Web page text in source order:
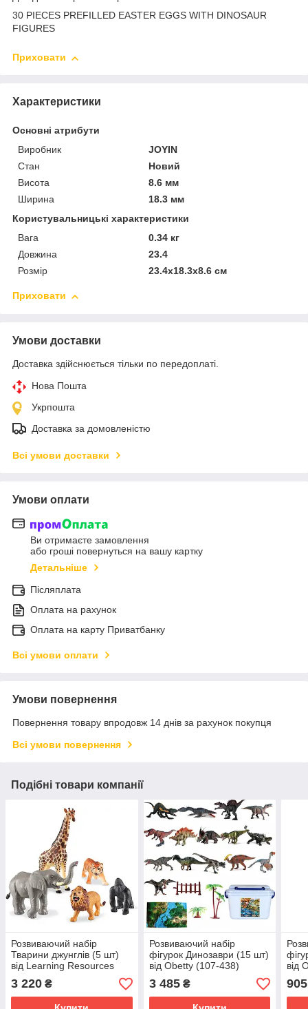
30 PIECES PREFILLED EASTER EGGS WITH DINOSAUR
FIGURES
Приховати
Характеристики
Основні атрибути
Виробник
JOYIN
Стан
Новий
Висота
8.6 мм
Ширина
18.3 мм
Користувальницькі характеристики
Вага
0.34 кг
Довжина
23.4
Розмір
23.4x18.3x8.6 см
Приховати
Умови доставки
Доставка здійснюється тільки по передоплаті.
Нова Пошта
Укрпошта
Доставка за домовленістю
Всі умови доставки
Умови оплати
Ви отримаєте замовлення
або гроші повернуться на вашу картку
Детальніше
Післяплата
Оплата на рахунок
Оплата на карту Приватбанку
Всі умови оплати
Умови повернення
Повернення товару впродовж 14 днів за рахунок покупця
Всі умови повернення
Подібні товари компанії
Розвиваючий набір
Тварини джунглів (5 шт)
від Learning Resources
(104-250)
3 220 ₴
Розвиваючий набір
фігурок Динозаври (15 шт)
від Obetty (107-438)
3 485₴
від
905